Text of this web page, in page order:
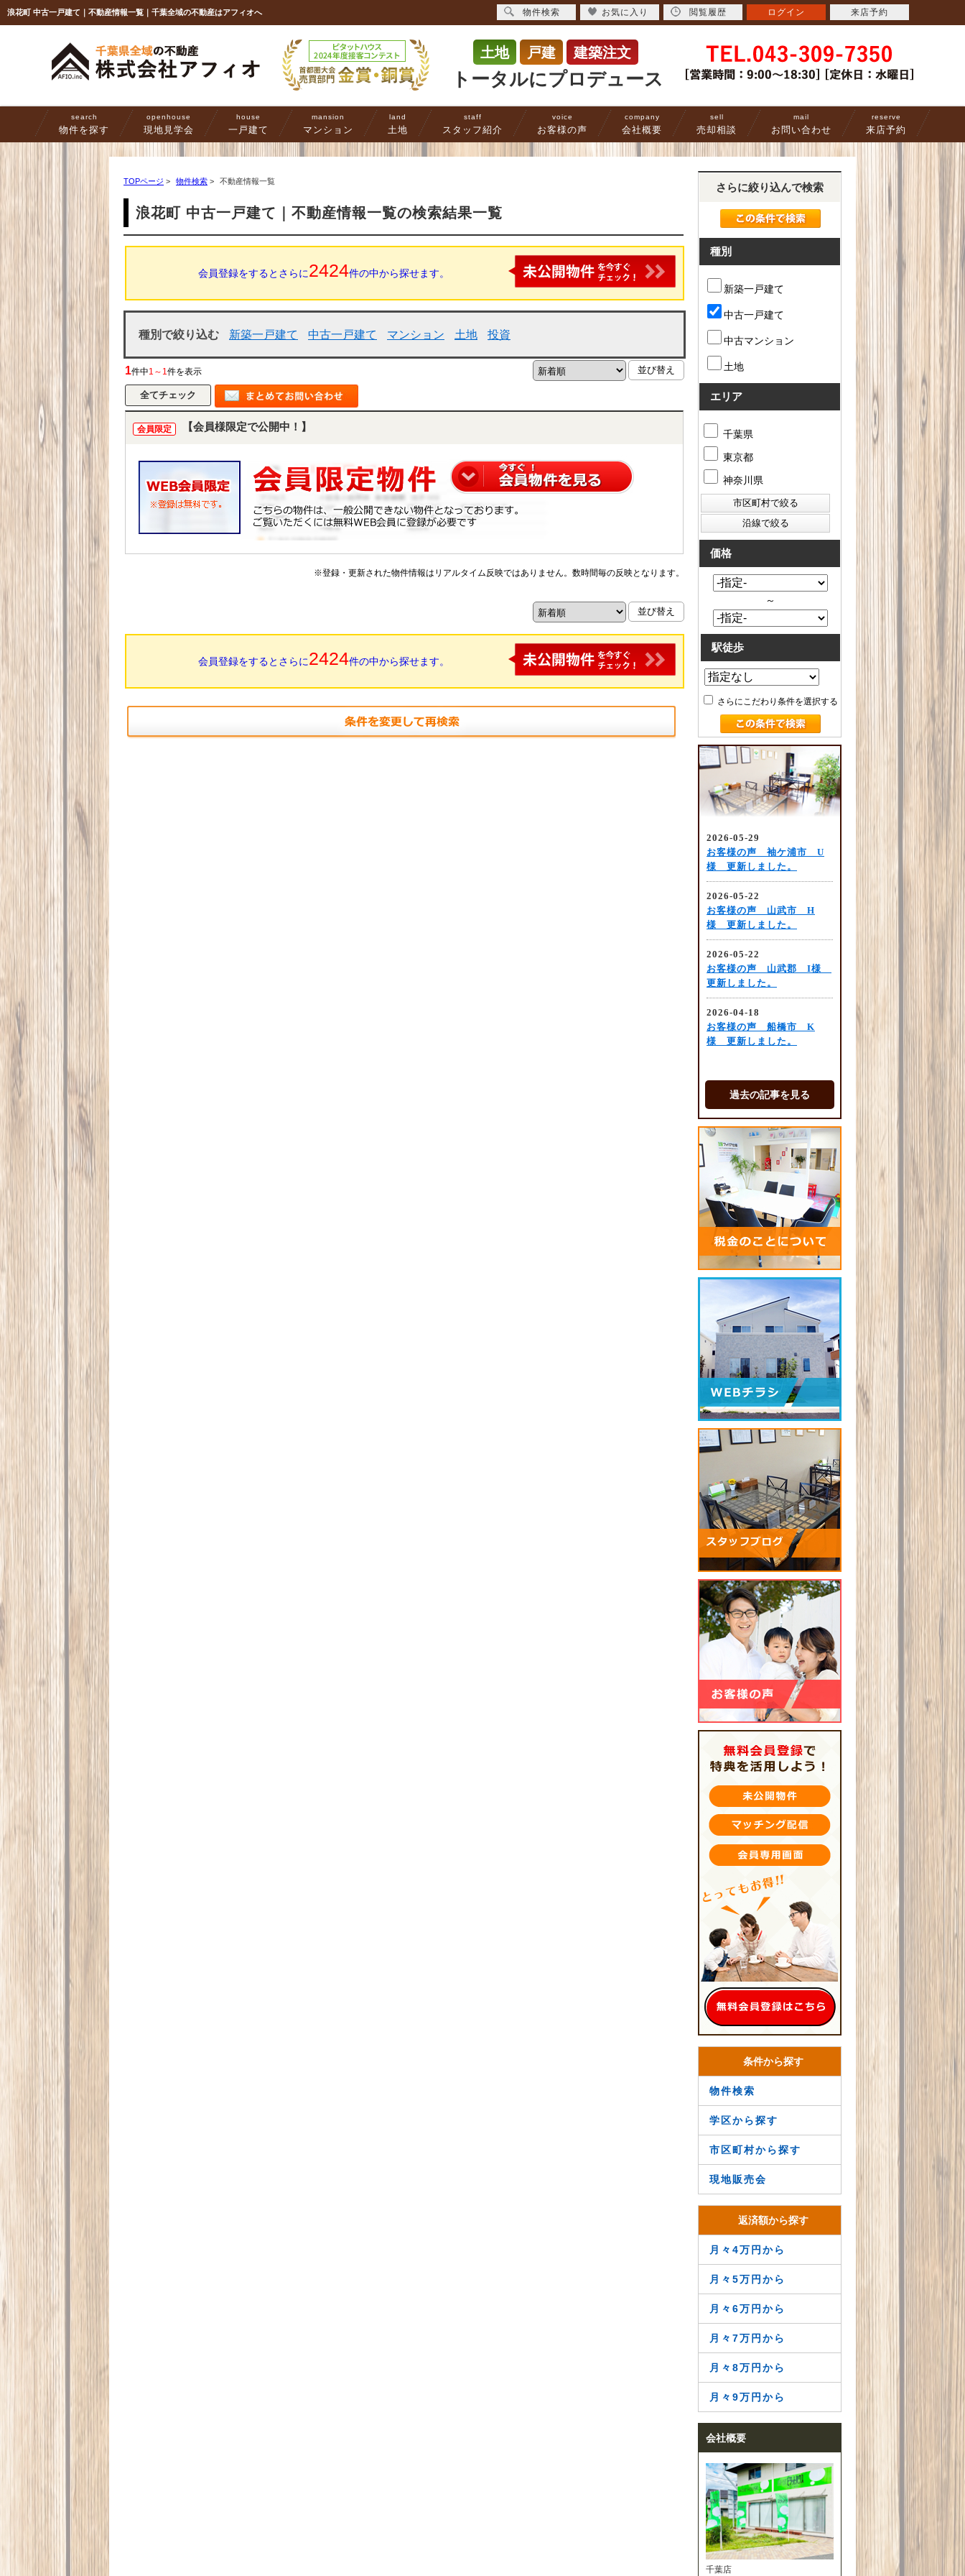
浪花町 中古一戸建て｜不動産情報一覧｜千葉全域の不動産はアフィオへ
土地 戸建 建築注文
トータルにプロデュース
search
物件を探す
openhouse
現地見学会
house
一戸建て
mansion
マンション
land
土地
staff
スタッフ紹介
voice
お客様の声
company
会社概要
sell
売却相談
mail
お問い合わせ
reserve
来店予約
TOPページ > 物件検索 > 不動産情報一覧
浪花町 中古一戸建て｜不動産情報一覧の検索結果一覧
会員登録をするとさらに2424件の中から探せます。
種別で絞り込む 新築一戸建て 中古一戸建て マンション 土地 投資
1件中1～1件を表示
会員限定 【会員様限定で公開中！】
※登録・更新された物件情報はリアルタイム反映ではありません。数時間毎の反映となります。
会員登録をするとさらに2424件の中から探せます。
さらに絞り込んで検索
種別
新築一戸建て
中古一戸建て
中古マンション
土地
エリア
千葉県
東京都
神奈川県
価格
～
駅徒歩
さらにこだわり条件を選択する
過去の記事を見る
条件から探す
物件検索
学区から探す
市区町村から探す
現地販売会
返済額から探す
月々4万円から
月々5万円から
月々6万円から
月々7万円から
月々8万円から
月々9万円から
会社概要
千葉店
物件検索 お気に入り 閲覧履歴 ログイン 来店予約